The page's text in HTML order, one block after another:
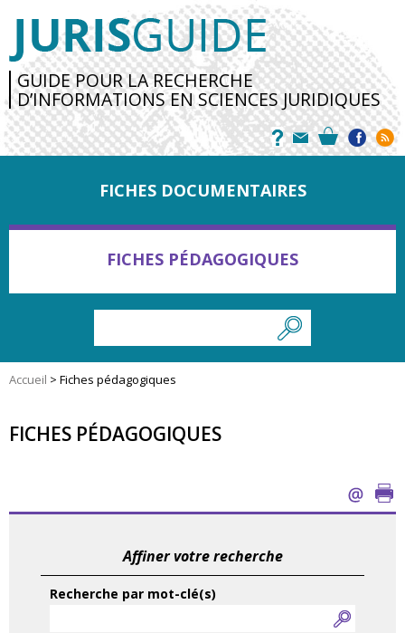
GUIDE POUR LA RECHERCHE
D’INFORMATIONS EN SCIENCES JURIDIQUES
FICHES DOCUMENTAIRES
FICHES PÉDAGOGIQUES
Accueil > Fiches pédagogiques
FICHES PÉDAGOGIQUES
Affiner votre recherche
Recherche par mot-clé(s)